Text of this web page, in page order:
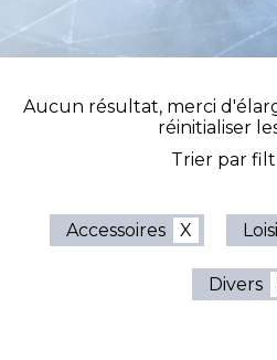
Nous
EN
Aucun résultat, merci
réinitialiser
Trier par
Accessoires
Divers
Nous
EN